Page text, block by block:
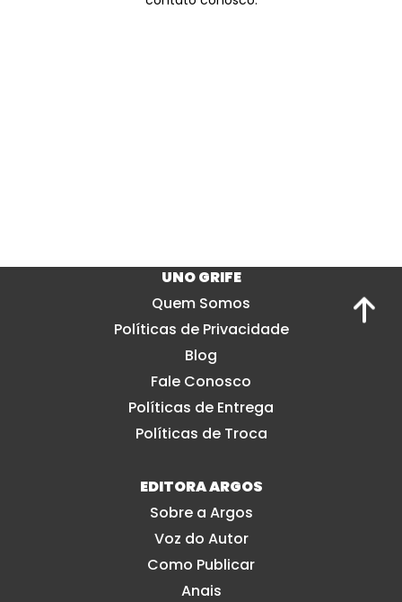
UNO GRIFE
Quem Somos
Políticas de Privacidade
Blog
Fale Conosco
Políticas de Entrega
Políticas de Troca
EDITORA ARGOS
Sobre a Argos
Voz do Autor
Como Publicar
Anais